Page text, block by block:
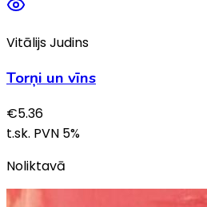
Vitālijs Judins
Torņi un vīns
€5.36
t.sk. PVN 5%
Noliktavā